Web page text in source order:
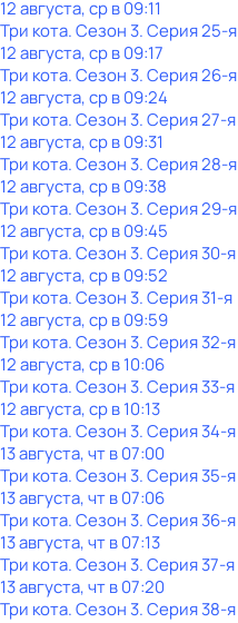
12 августа, ср в 09:11
Три кота. Сезон 3. Серия 25-я
12 августа, ср в 09:17
Три кота. Сезон 3. Серия 26-я
12 августа, ср в 09:24
Три кота. Сезон 3. Серия 27-я
12 августа, ср в 09:31
Три кота. Сезон 3. Серия 28-я
12 августа, ср в 09:38
Три кота. Сезон 3. Серия 29-я
12 августа, ср в 09:45
Три кота. Сезон 3. Серия 30-я
12 августа, ср в 09:52
Три кота. Сезон 3. Серия 31-я
12 августа, ср в 09:59
Три кота. Сезон 3. Серия 32-я
12 августа, ср в 10:06
Три кота. Сезон 3. Серия 33-я
12 августа, ср в 10:13
Три кота. Сезон 3. Серия 34-я
13 августа, чт в 07:00
Три кота. Сезон 3. Серия 35-я
13 августа, чт в 07:06
Три кота. Сезон 3. Серия 36-я
13 августа, чт в 07:13
Три кота. Сезон 3. Серия 37-я
13 августа, чт в 07:20
Три кота. Сезон 3. Серия 38-я